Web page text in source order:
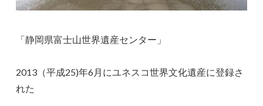
「静岡県富士山世界遺産センター」
2013（平成25)年6月にユネスコ世界文化遺産に登録さ
れた